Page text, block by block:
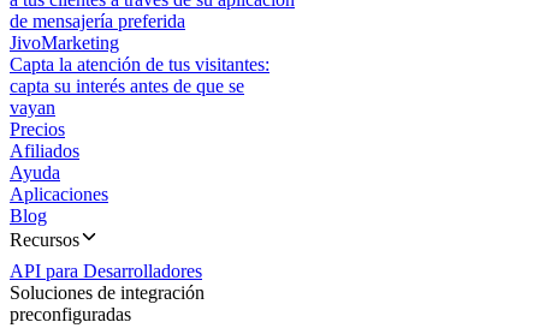
de mensajería preferida
JivoMarketing
Capta la atención de tus visitantes:
capta su interés antes de que se
vayan
Precios
Afiliados
Ayuda
Aplicaciones
Blog
Recursos
API para Desarrolladores
Soluciones de integración
preconfiguradas